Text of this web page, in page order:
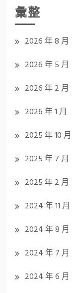
彙整
2026 年 8 月
2026 年 5 月
2026 年 2 月
2026 年 1 月
2025 年 10 月
2025 年 7 月
2025 年 2 月
2024 年 11 月
2024 年 8 月
2024 年 7 月
2024 年 6 月